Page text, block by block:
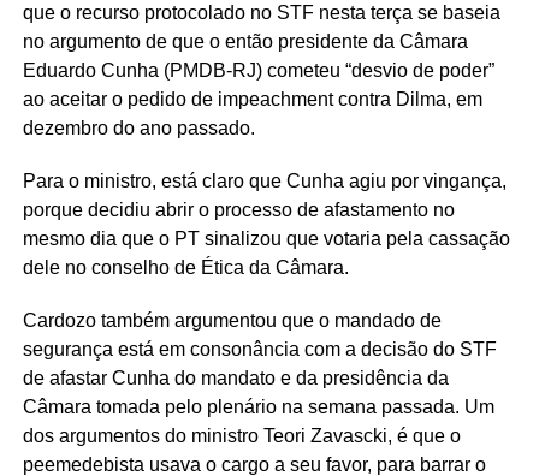
que o recurso protocolado no STF nesta terça se baseia
no argumento de que o então presidente da Câmara
Eduardo Cunha (PMDB-RJ) cometeu “desvio de poder”
ao aceitar o pedido de impeachment contra Dilma, em
dezembro do ano passado.
Para o ministro, está claro que Cunha agiu por vingança,
porque decidiu abrir o processo de afastamento no
mesmo dia que o PT sinalizou que votaria pela cassação
dele no conselho de Ética da Câmara.
Cardozo também argumentou que o mandado de
segurança está em consonância com a decisão do STF
de afastar Cunha do mandato e da presidência da
Câmara tomada pelo plenário na semana passada. Um
dos argumentos do ministro Teori Zavascki, é que o
peemedebista usava o cargo a seu favor, para barrar o